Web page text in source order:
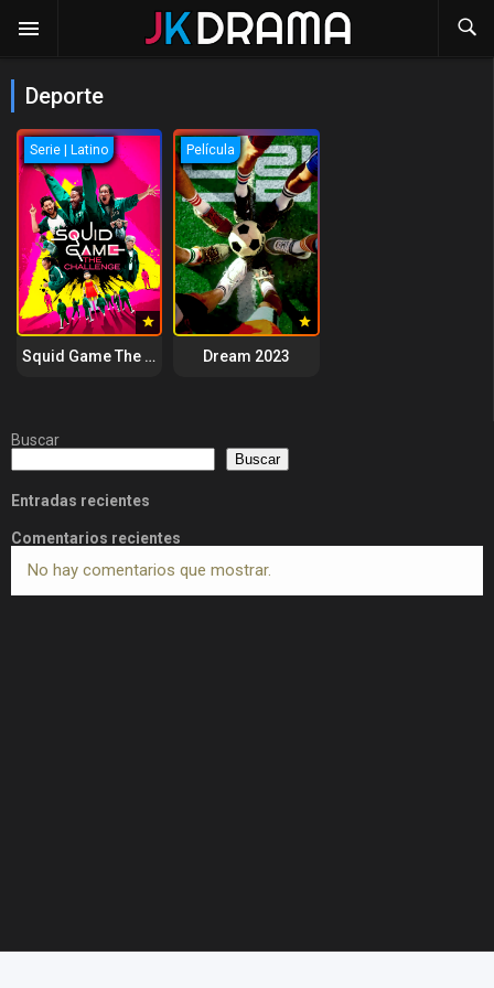
Deporte
Serie | Latino
Squid Game The Challenge 2023
Película
Dream 2023
Buscar
Buscar
Entradas recientes
Comentarios recientes
No hay comentarios que mostrar.